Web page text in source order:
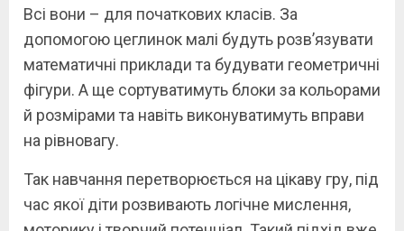
Всі вони – для початкових класів. За
допомогою цеглинок малі будуть розв’язувати
математичні приклади та будувати геометричні
фігури. А ще сортуватимуть блоки за кольорами
й розмірами та навіть виконуватимуть вправи
на рівновагу.
Так навчання перетворюється на цікаву гру, під
час якої діти розвивають логічне мислення,